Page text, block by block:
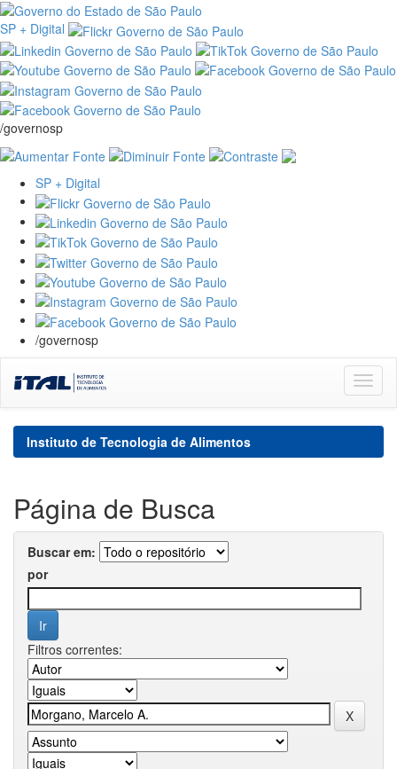
SP + Digital
/governosp
SP + Digital
/governosp
navigation
Instituto de Tecnologia de Alimentos
Página de Busca
Buscar em:
por
Filtros correntes: